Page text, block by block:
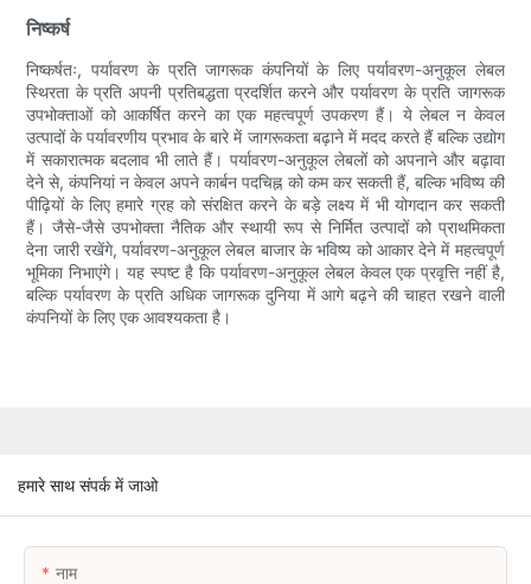
निष्कर्ष
निष्कर्षतः, पर्यावरण के प्रति जागरूक कंपनियों के लिए पर्यावरण-अनुकूल लेबल
स्थिरता के प्रति अपनी प्रतिबद्धता प्रदर्शित करने और पर्यावरण के प्रति जागरूक
उपभोक्ताओं को आकर्षित करने का एक महत्वपूर्ण उपकरण हैं। ये लेबल न केवल
उत्पादों के पर्यावरणीय प्रभाव के बारे में जागरूकता बढ़ाने में मदद करते हैं बल्कि उद्योग
में सकारात्मक बदलाव भी लाते हैं। पर्यावरण-अनुकूल लेबलों को अपनाने और बढ़ावा
देने से, कंपनियां न केवल अपने कार्बन पदचिह्न को कम कर सकती हैं, बल्कि भविष्य की
पीढ़ियों के लिए हमारे ग्रह को संरक्षित करने के बड़े लक्ष्य में भी योगदान कर सकती
हैं। जैसे-जैसे उपभोक्ता नैतिक और स्थायी रूप से निर्मित उत्पादों को प्राथमिकता
देना जारी रखेंगे, पर्यावरण-अनुकूल लेबल बाजार के भविष्य को आकार देने में महत्वपूर्ण
भूमिका निभाएंगे। यह स्पष्ट है कि पर्यावरण-अनुकूल लेबल केवल एक प्रवृत्ति नहीं है,
बल्कि पर्यावरण के प्रति अधिक जागरूक दुनिया में आगे बढ़ने की चाहत रखने वाली
कंपनियों के लिए एक आवश्यकता है।
हमारे साथ संपर्क में जाओ
नाम